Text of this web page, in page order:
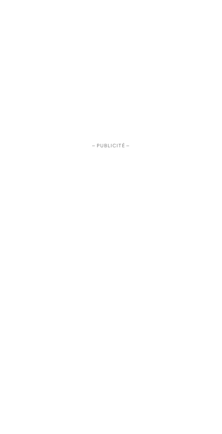
– PUBLICITÉ –